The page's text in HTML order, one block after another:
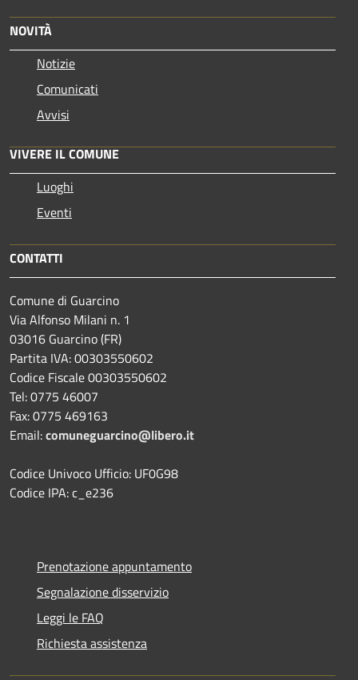
NOVITÀ
Notizie
Comunicati
Avvisi
VIVERE IL COMUNE
Luoghi
Eventi
CONTATTI
Comune di Guarcino
Via Alfonso Milani n. 1
03016 Guarcino (FR)
Partita IVA: 00303550602
Codice Fiscale 00303550602
Tel: 0775 46007
Fax: 0775 469163
Email:comuneguarcino@libero.it
Codice Univoco Ufficio: UF0G98
Codice IPA: c_e236
Prenotazione appuntamento
Segnalazione disservizio
Leggi le FAQ
Richiesta assistenza